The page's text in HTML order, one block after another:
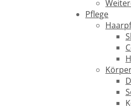
Pflege